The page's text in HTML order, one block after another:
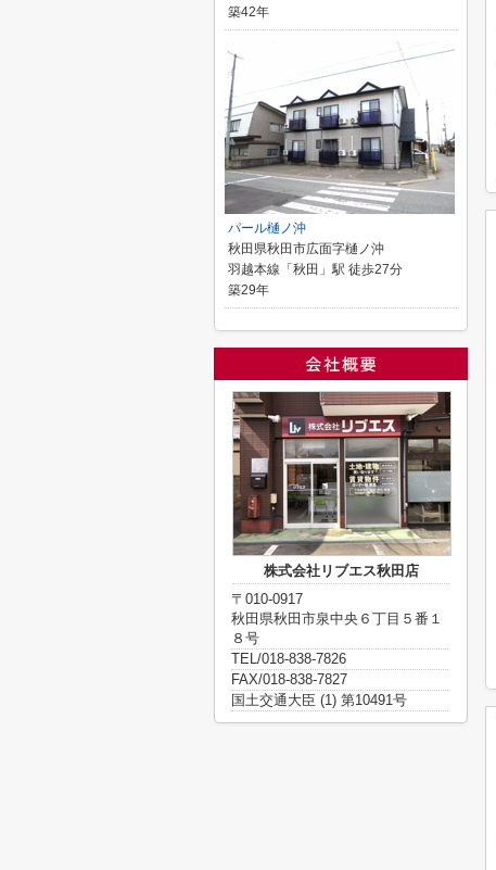
築42年
パール樋ノ沖
秋田県秋田市広面字樋ノ沖
羽越本線「秋田」駅 徒歩27分
築29年
株式会社リブエス秋田店
〒010-0917
秋田県秋田市泉中央６丁目５番１
８号
TEL/018-838-7826
FAX/018-838-7827
国土交通大臣 (1) 第10491号